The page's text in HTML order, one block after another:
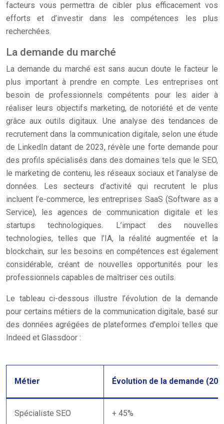
facteurs vous permettra de cibler plus efficacement vos
efforts et d’investir dans les compétences les plus
recherchées.
La demande du marché
La demande du marché est sans aucun doute le facteur le
plus important à prendre en compte. Les entreprises ont
besoin de professionnels compétents pour les aider à
réaliser leurs objectifs marketing, de notoriété et de vente
grâce aux outils digitaux. Une analyse des tendances de
recrutement dans la communication digitale, selon une étude
de LinkedIn datant de 2023, révèle une forte demande pour
des profils spécialisés dans des domaines tels que le SEO,
le marketing de contenu, les réseaux sociaux et l’analyse de
données. Les secteurs d’activité qui recrutent le plus
incluent l’e-commerce, les entreprises SaaS (Software as a
Service), les agences de communication digitale et les
startups technologiques. L’impact des nouvelles
technologies, telles que l’IA, la réalité augmentée et la
blockchain, sur les besoins en compétences est également
considérable, créant de nouvelles opportunités pour les
professionnels capables de maîtriser ces outils.
Le tableau ci-dessous illustre l’évolution de la demande
pour certains métiers de la communication digitale, basé sur
des données agrégées de plateformes d’emploi telles que
Indeed et Glassdoor :
Métier Évolution de la demande
Spécialiste SEO + 45%